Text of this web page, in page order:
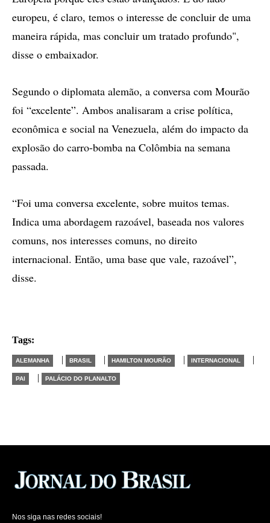
europeu, é claro, temos o interesse de concluir de uma
maneira rápida, mas concluir um tratado profundo",
disse o embaixador.
Segundo o diplomata alemão, a conversa com Mourão
foi “excelente”. Ambos analisaram a crise política,
econômica e social na Venezuela, além do impacto da
explosão do carro-bomba na Colômbia na semana
passada.
“Foi uma conversa excelente, sobre muitos temas.
Indica uma abordagem razoável, baseada nos valores
comuns, nos interesses comuns, no direito
internacional. Então, uma base que vale, razoável”,
disse.
Tags:
ALEMANHA | BRASIL | HAMILTON MOURÃO | INTERNACIONAL |
PAI | PALÁCIO DO PLANALTO
Nos siga nas redes sociais!